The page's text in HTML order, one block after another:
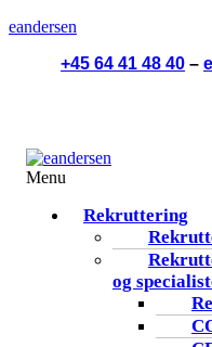
eandersen
+45 64 41 48 40 –
Menu
Rekruttering
og